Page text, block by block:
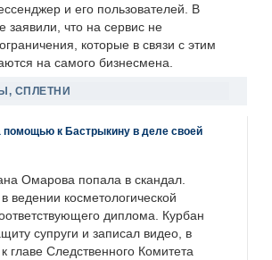
и его пользователей. В
заявили, что на сервис не
которые в связи с этим
на самого бизнесмена.
СПЛЕТНИ
помощью к Бастрыкину в деле своей
Омарова попала в скандал.
ведении косметологической
диплома. Курбан
супруги и записал видео, в
главе Следственного Комитета